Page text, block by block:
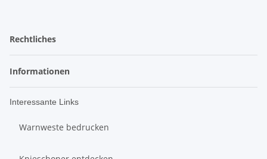
Rechtliches
Informationen
Interessante Links
Warnweste bedrucken